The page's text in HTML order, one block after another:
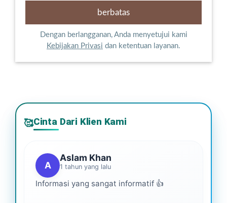
Dengan berlangganan, Anda menyetujui kami
Kebijakan Privasi dan ketentuan layanan.
🥰Cinta Dari Klien Kami
A
Aslam Khan
1 tahun yang lalu
Informasi yang sangat informatif 👍